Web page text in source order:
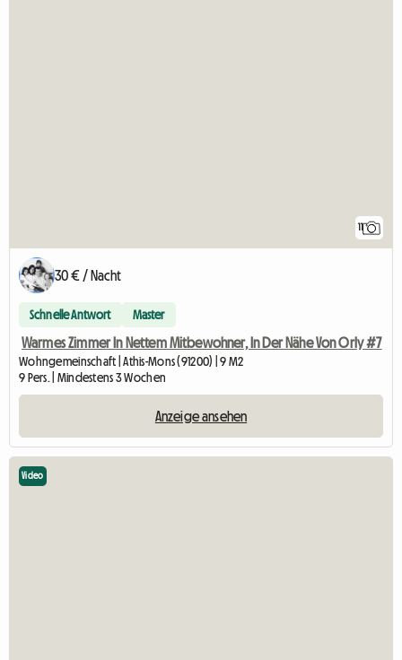
11
30 € / Nacht
Schnelle Antwort Master
Warmes Zimmer In Nettem Mitbewohner, In Der Nähe Von Orly #7
Wohngemeinschaft | Athis-Mons (91200) | 9 M2
9 Pers. | Mindestens 3 Wochen
Anzeige ansehen
Video